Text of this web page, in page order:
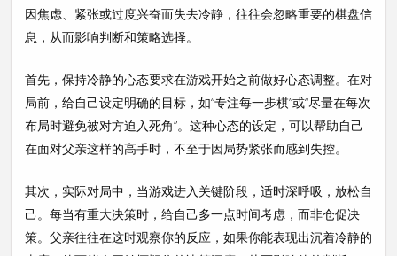
因焦虑、紧张或过度兴奋而失去冷静，往往会忽略重要的棋盘信
息，从而影响判断和策略选择。
首先，保持冷静的心态要求在游戏开始之前做好心态调整。在对
局前，给自己设定明确的目标，如“专注每一步棋”或“尽量在每次
布局时避免被对方迫入死角”。这种心态的设定，可以帮助自己
在面对父亲这样的高手时，不至于因局势紧张而感到失控。
其次，实际对局中，当游戏进入关键阶段，适时深呼吸，放松自
己。每当有重大决策时，给自己多一点时间考虑，而非仓促决
策。父亲往往在这时观察你的反应，如果你能表现出沉着冷静的